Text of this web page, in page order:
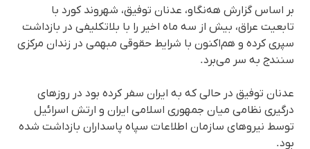
بر اساس گزارش هه‌نگاو، عدنان توفیق، شهروند کورد با
تابعیت عراق، بیش از سه ماه اخیر را با بلاتکلیفی در بازداشت
سپری کرده و هم‌اکنون با شرایط حقوقی مبهمی در زندان مرکزی
سنندج به سر می‌برد.
عدنان توفیق در حالی که به ایران سفر کرده بود در روزهای
درگیری نظامی میان جمهوری اسلامی ایران و ارتش اسرائیل
توسط نیروهای سازمان اطلاعات سپاه پاسداران بازداشت شده
بود.